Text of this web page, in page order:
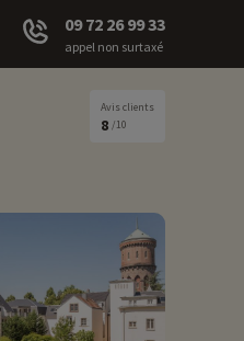
09 72 26 99 33
appel non surtaxé
Avis clients
8 /10